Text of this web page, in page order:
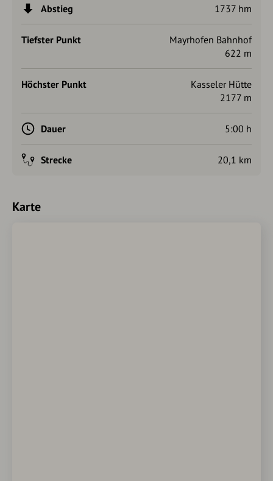
Wegverlauf der gesamten Tour:
Mayrhofen - Speicher
Waldner Alm oder Kasern - Holzer Böden oder Steinhaus -
Keilbachjoch - Kasseler Hütte - Stillupptal - Mayrhofen.
Von der Gesamtstrecke des Weges von der Kasseler Hütte
nach Mayrhofen von 20 km sind 15, 8 km asphaltiert.
Deswegen empfehle ich, den Taxibus der Firma Thaler ab
der Grüne Wand Hütte zum Europahaus oder den Linienbus
der Firma Kröll von der Grüne Wand Hütte zum Gasthof
Wasserfall mit Weitertransport zum Bahnhof Mayrhofen zu
Abstieg 1737 hm
Tiefster Punkt
Mayrhofen Bahnhof
622 m
Höchster Punkt
Kasseler Hütte
2177 m
Dauer 5:00 h
Strecke 20,1 km
Karte